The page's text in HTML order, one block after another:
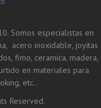
Somos especialistas en
acero inoxidable, joyitas
fimo, ceramica, madera,
en materiales para
etc..
Reserved.